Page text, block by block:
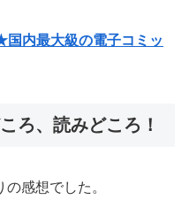
内最大級の電子コミッ
ろ、読みどころ！
感想でした。